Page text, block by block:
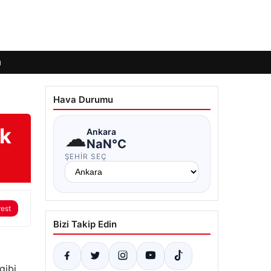
Hava Durumu
☁Ankara
NaN°C
ŞEHIR SEÇ
Bizi Takip Edin